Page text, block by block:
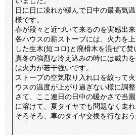
日に日に凍れが緩んで日中の最高気
様です。
春が段々と近づいて来るのを実感出来
各ハウスの薪ストーブには、火力を
した生木(短コロ)と廃榾木を混ぜて焚
真冬の強烈な冷え込みの時には威力
は火力が若干強いです。
ストーブの空気取り入れ口を絞って
ウスの温度が上がり過ぎない様に調整
さて、ここ連日の日中の暖かさで当
に溶けて、夏タイヤでも問題なく走
そろそろ、車のタイヤ交換を行なお